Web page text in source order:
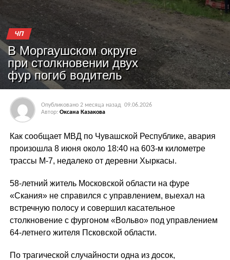
ЧП
В Моргаушском округе
при столкновении двух
фур погиб водитель
Опубликовано 2 месяца назад 09.06.2026
Автор: Оксана Казакова
Как сообщает МВД по Чувашской Республике, авария
произошла 8 июня около 18:40 на 603-м километре
трассы М-7, недалеко от деревни Хыркасы.
58-летний житель Московской области на фуре
«Скания» не справился с управлением, выехал на
встречную полосу и совершил касательное
столкновение с фургоном «Вольво» под управлением
64-летнего жителя Псковской области.
По трагической случайности одна из досок,